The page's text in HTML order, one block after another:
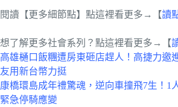
閱讀【更多細節點】點這裡看更多→【讀
想了解更多社會系列？點這裡看更多→【
高雄樋口飯糰遭房東砸店趕人！高捷力邀
友用新台幣力挺
康橋環島成年禮驚魂，逆向車撞飛7生！1
緊急停騎應變